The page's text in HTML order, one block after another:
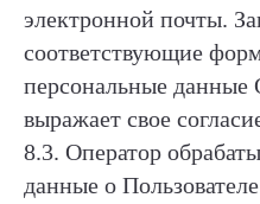
электронной почты.
соответствующие
персональные данные
выражает свое
8.3. Оператор
данные о